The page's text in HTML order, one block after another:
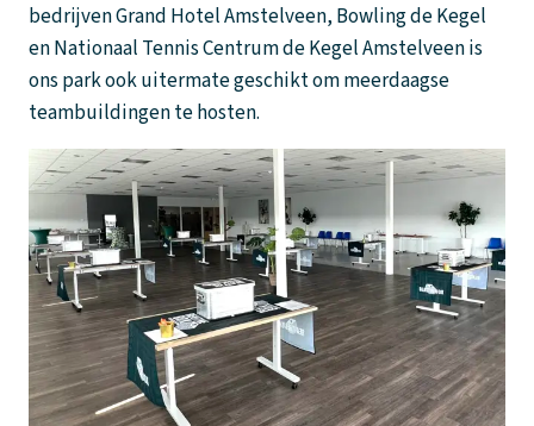
bedrijven Grand Hotel Amstelveen, Bowling de Kegel
en Nationaal Tennis Centrum de Kegel Amstelveen is
ons park ook uitermate geschikt om meerdaagse
teambuildingen te hosten.